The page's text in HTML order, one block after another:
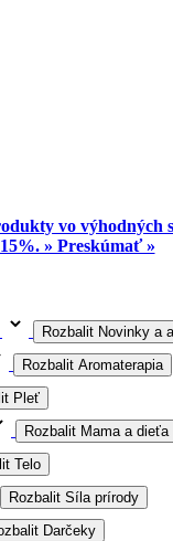
vo výhodných
15%. » Preskúmať »
Rozbalit Novinky a
Rozbalit Aromaterapia
Pleť
Rozbalit Mama a dieťa
Telo
Rozbalit Síla prírody
Darčeky